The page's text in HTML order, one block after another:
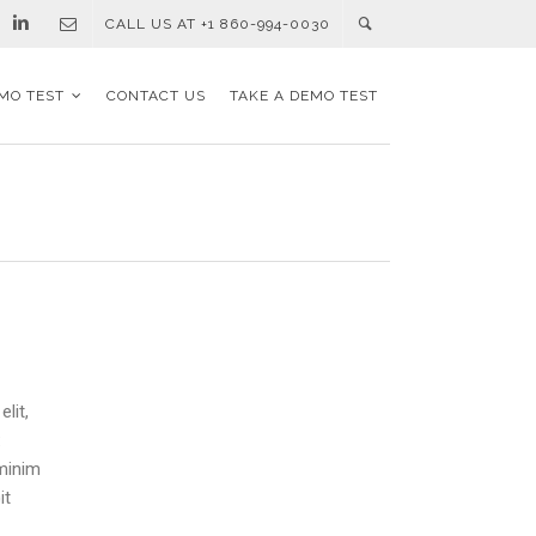
CALL US AT +1 860-994-0030
TEST CONTACT US TAKE A DEMO TEST